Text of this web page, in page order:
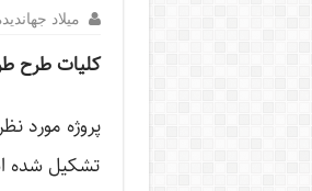
میلاد
کلیات طرح
پروژه مورد
تشکیل شده